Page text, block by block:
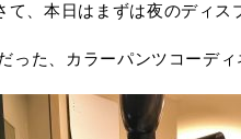
て、本日はまずは夜のディス
った、カラーパンツコーデ